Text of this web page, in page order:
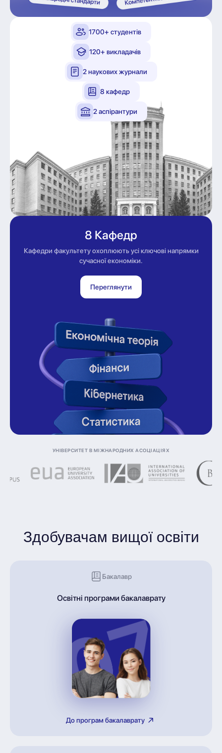
1700+ студентів
120+ викладачів
2 наукових журнали
8 кафедр
2 аспірантури
8 Кафедр
Кафедри факультету охоплюють усі ключові напрямки
сучасної економіки.
Переглянути
Університет в міжнародних асоціаціях
Здобувачам вищої освіти
Бакалавр
Освітні програми бакалаврату
До програм бакалаврату